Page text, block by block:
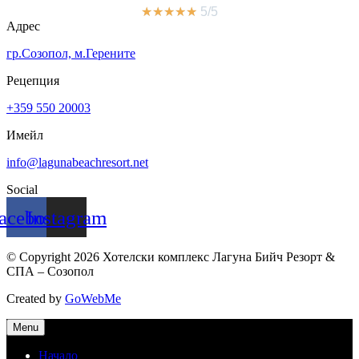
★★★★★ 5/5
Адрес
гр.Созопол, м.Герените
Рецепция
+359 550 20003
Имейл
info@lagunabeachresort.net
Social
Instagram
© Copyright 2026 Хотелски комплекс Лагуна Бийч Резорт &
СПА – Созопол
Created by GoWebMe
Menu
Начало